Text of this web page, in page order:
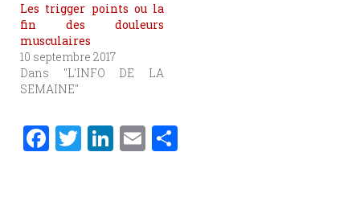
Les trigger points ou la
fin des douleurs
musculaires
10 septembre 2017
Dans "L'INFO DE LA
SEMAINE"
F T Li E